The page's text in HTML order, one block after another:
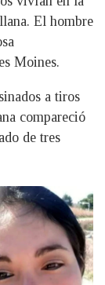
El hombre
Moines.
a tiros
compareció
de tres